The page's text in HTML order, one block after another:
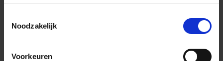
Noodzakelijk
Voorkeuren